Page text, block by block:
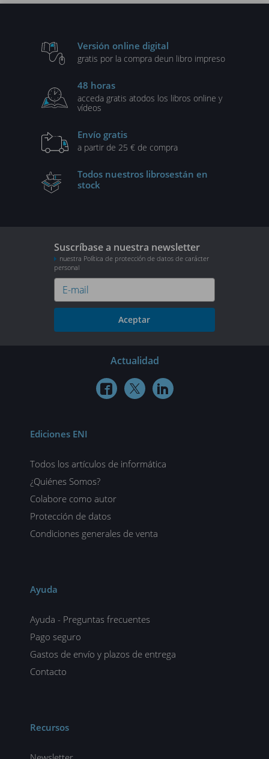
Versión online digital
gratis por la compra deun libro impreso
48 horas
acceda gratis atodos los libros online y
vídeos
Envío gratis
a partir de 25 € de compra
Todos nuestros librosestán en
stock
Suscríbase a nuestra newsletter
nuestra Política de protección de datos de carácter
personal
Aceptar
Actualidad
  
Ediciones ENI
Todos los artículos de informática
¿Quiénes Somos?
Colabore como autor
Protección de datos
Condiciones generales de venta
Ayuda
Ayuda - Preguntas frecuentes
Pago seguro
Gastos de envío y plazos de entrega
Contacto
Recursos